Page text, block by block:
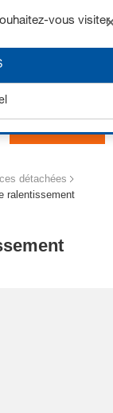
ici pour en savoir
détachées
ralentissement
vous visiter